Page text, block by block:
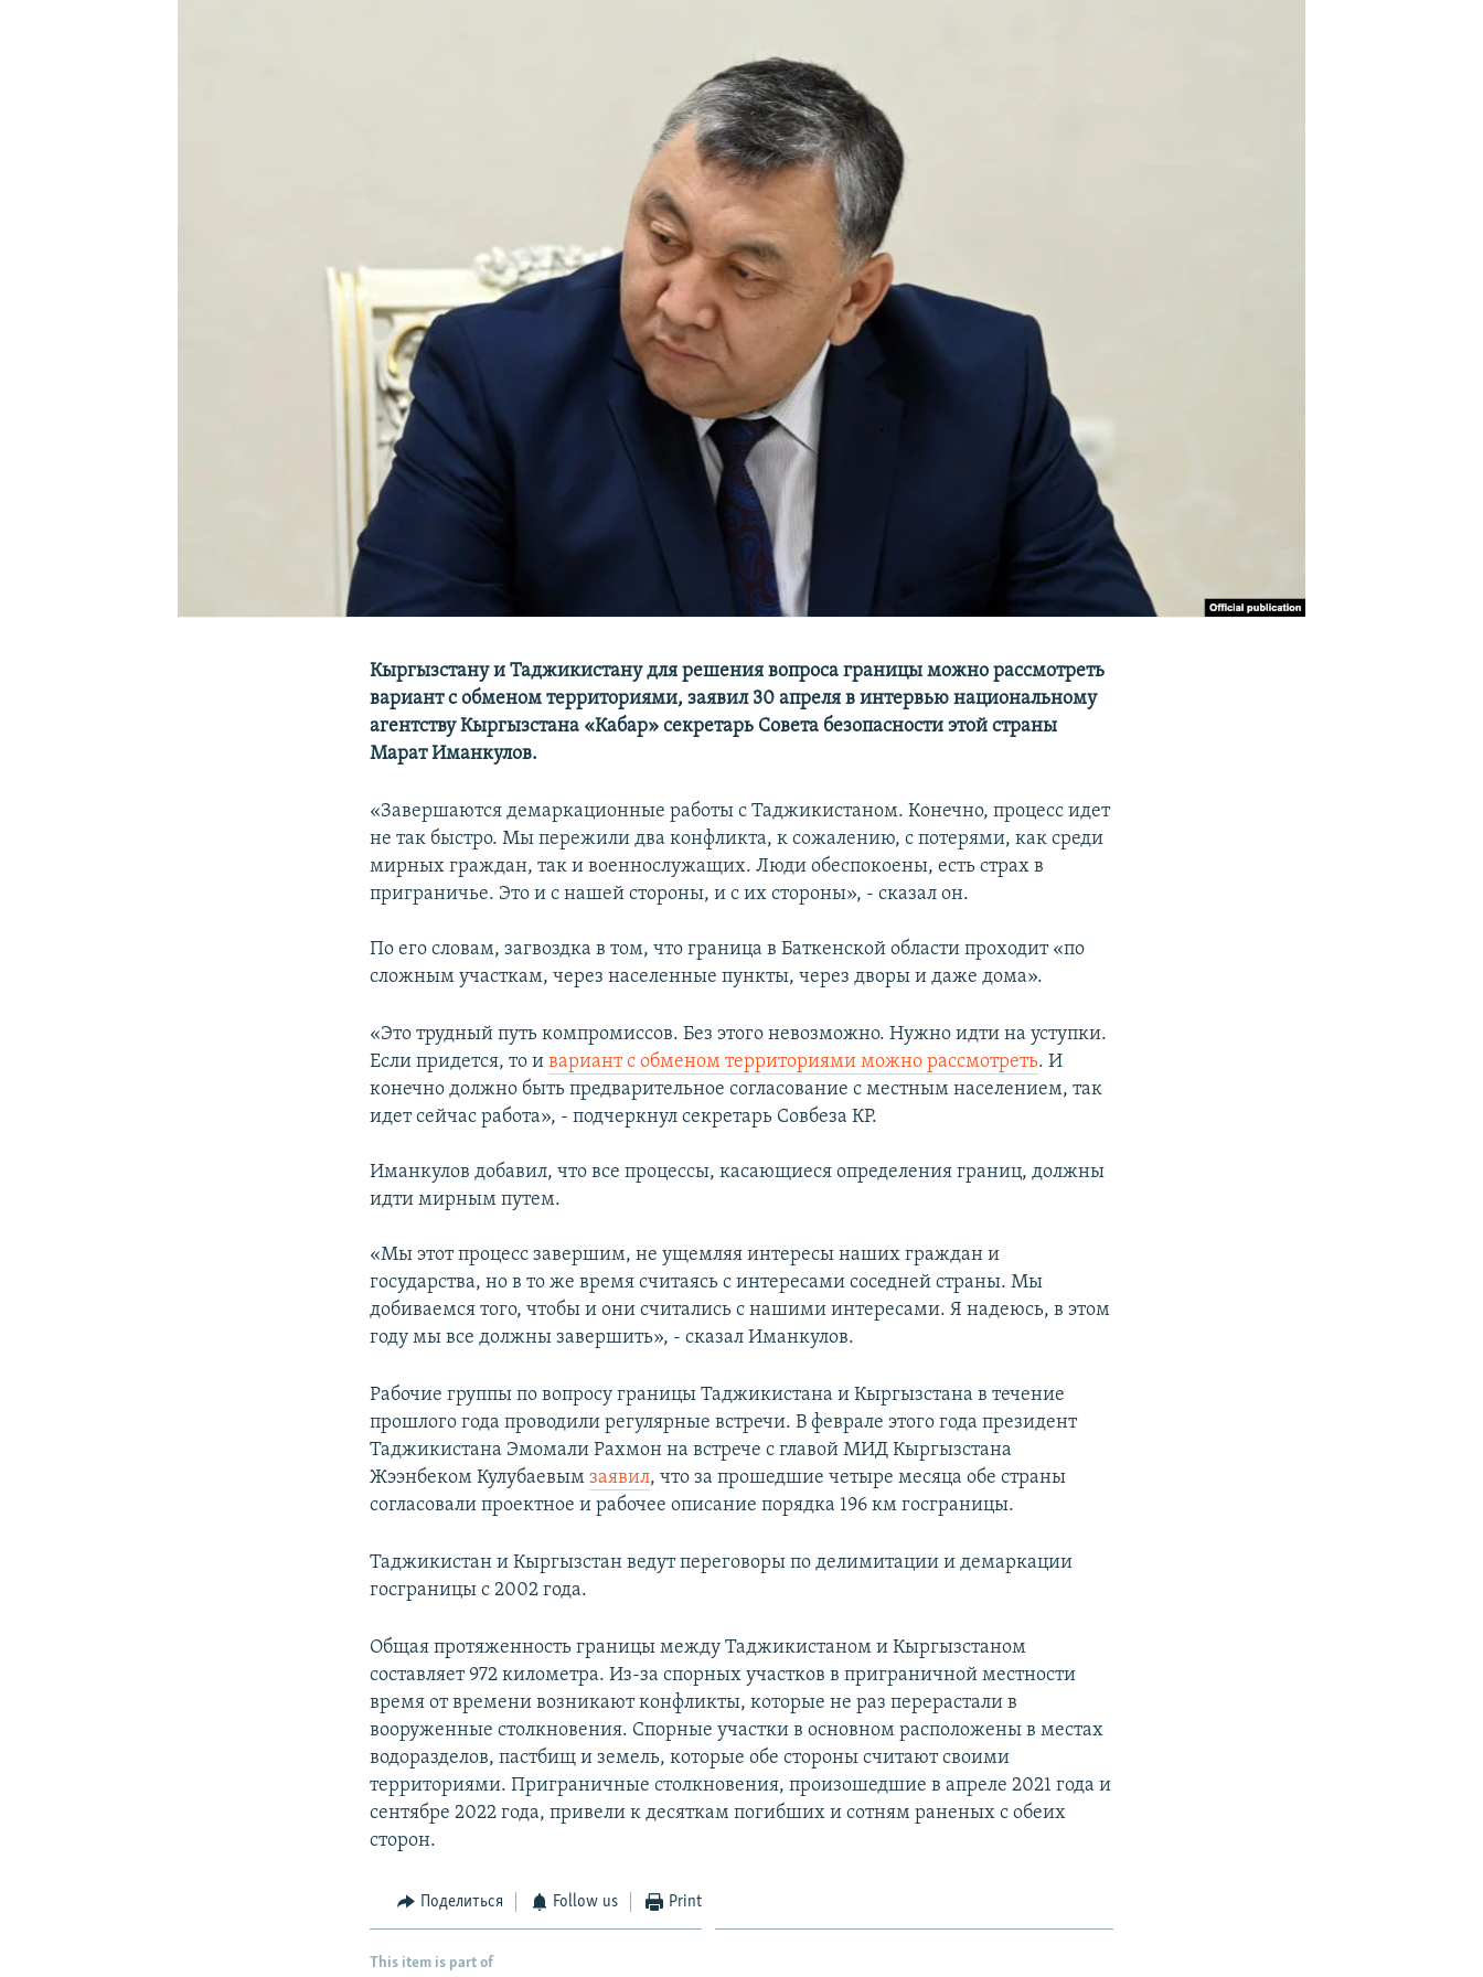
Кыргызстану и Таджикистану для решения вопроса границы можно рассмотреть
вариант с обменом территориями, заявил 30 апреля в интервью национальному
агентству Кыргызстана «Кабар» секретарь Совета безопасности этой страны
Марат Иманкулов.
«Завершаются демаркационные работы с Таджикистаном. Конечно, процесс идет
не так быстро. Мы пережили два конфликта, к сожалению, с потерями, как среди
мирных граждан, так и военнослужащих. Люди обеспокоены, есть страх в
приграничье. Это и с нашей стороны, и с их стороны», - сказал он.
По его словам, загвоздка в том, что граница в Баткенской области проходит «по
сложным участкам, через населенные пункты, через дворы и даже дома».
«Это трудный путь компромиссов. Без этого невозможно. Нужно идти на уступки.
Если придется, то ивариант с обменом территориями можно рассмотреть. И
конечно должно быть предварительное согласование с местным населением, так
идет сейчас работа», - подчеркнул секретарь Совбеза КР.
Иманкулов добавил, что все процессы, касающиеся определения границ, должны
идти мирным путем.
«Мы этот процесс завершим, не ущемляя интересы наших граждан и
государства, но в то же время считаясь с интересами соседней страны. Мы
добиваемся того, чтобы и они считались с нашими интересами. Я надеюсь, в этом
году мы все должны завершить», - сказал Иманкулов.
Рабочие группы по вопросу границы Таджикистана и Кыргызстана в течение
прошлого года проводили регулярные встречи. В феврале этого года президент
Таджикистана Эмомали Рахмон на встрече с главой МИД Кыргызстана
Жээнбеком Кулубаевымзаявил, что за прошедшие четыре месяца обе страны
согласовали проектное и рабочее описание порядка 196 км госграницы.
Таджикистан и Кыргызстан ведут переговоры по делимитации и демаркации
госграницы с 2002 года.
Общая протяженность границы между Таджикистаном и Кыргызстаном
составляет 972 километра. Из-за спорных участков в приграничной местности
время от времени возникают конфликты, которые не раз перерастали в
вооруженные столкновения. Спорные участки в основном расположены в местах
водоразделов, пастбищ и земель, которые обе стороны считают своими
территориями. Приграничные столкновения, произошедшие в апреле 2021 года и
сентябре 2022 года, привели к десяткам погибших и сотням раненых с обеих
сторон.
Поделиться Follow us Print
This item is part of